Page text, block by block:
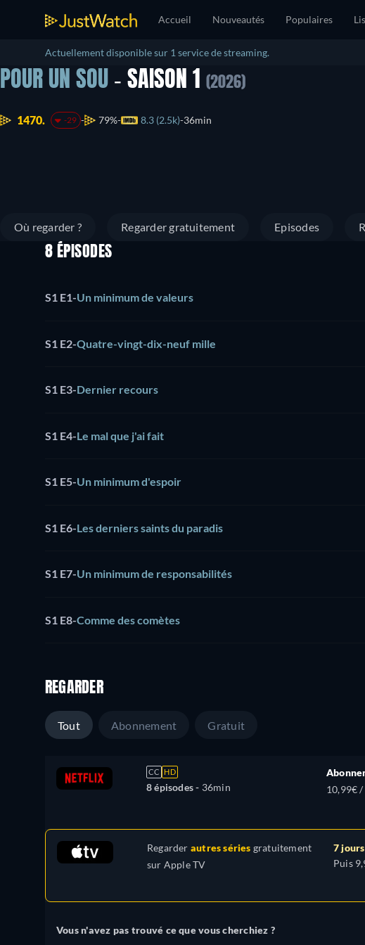
Accueil Nouveautés Populaires
Actuellement disponible sur 1 service de streaming.
POUR UN SOU - SAISON 1 (2026)
1470. -29 79% 8.3 (2.5k) 36min
Où regarder ? Regarder gratuitement Episodes
8 ÉPISODES
S1 E1-Un minimum de valeurs
S1 E2-Quatre-vingt-dix-neuf mille
S1 E3-Dernier recours
S1 E4-Le mal que j'ai fait
S1 E5-Un minimum d'espoir
S1 E6-Les derniers saints du paradis
S1 E7-Un minimum de responsabilités
S1 E8-Comme des comètes
REGARDER
Tout Abonnement Gratuit
CC HD
8 épisodes - 36min
10,99€
Regarder autres séries gratuitement
sur Apple TV
7
Puis
Vous n'avez pas trouvé ce que vous cherchiez ?